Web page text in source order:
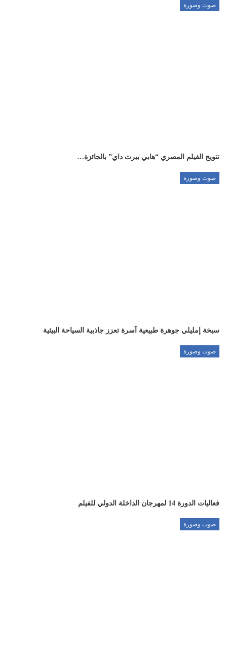
صوت وصورة
تتويج الفيلم المصري “هابي بيرث داي” بالجائزة…
صوت وصورة
سبخة إمليلي جوهرة طبيعية آسرة تعزز جاذبية السياحة البيئية
صوت وصورة
فعاليات الدورة 14 لمهرجان الداخلة الدولي للفيلم
صوت وصورة